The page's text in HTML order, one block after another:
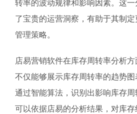
转率的波动规律和影响因素。这
了宝贵的运营洞察，有助于其制
管理策略。
店易营销软件在库存周转率分析
不仅能够展示库存周转率的趋势
通过智能算法，识别出影响库存
可以依据店易的分析结果，对库